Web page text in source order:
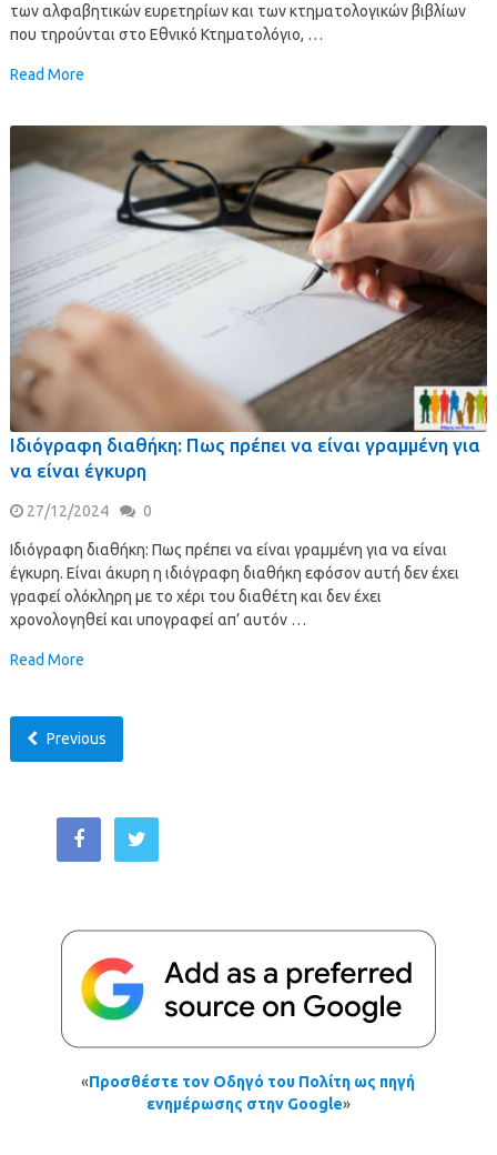
των αλφαβητικών ευρετηρίων και των κτηματολογικών βιβλίων
που τηρούνται στο Εθνικό Κτηματολόγιο, …
Read More
Ιδιόγραφη διαθήκη: Πως πρέπει να είναι γραμμένη για
να είναι έγκυρη
27/12/2024 0
Ιδιόγραφη διαθήκη: Πως πρέπει να είναι γραμμένη για να είναι
έγκυρη. Είναι άκυρη η ιδιόγραφη διαθήκη εφόσον αυτή δεν έχει
γραφεί ολόκληρη με το χέρι του διαθέτη και δεν έχει
χρονολογηθεί και υπογραφεί απ’ αυτόν …
Read More
Previous
«Προσθέστε τον Οδηγό του Πολίτη ως πηγή
ενημέρωσης στην Google»